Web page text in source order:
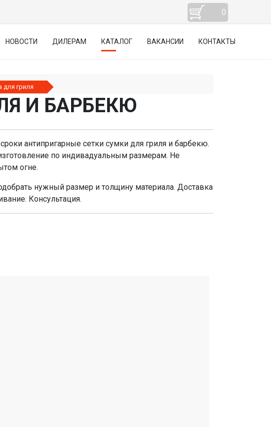
0
НОВОСТИ ДИЛЕРАМ КАТАЛОГ ВАКАНСИИ КОНТАКТЫ
для гриля
И БАРБЕКЮ
антипригарные сетки сумки для гриля и барбекю.
по индивадуальным размерам. Не
огне.
нужный размер и толщину материала. Доставка
Консультация.